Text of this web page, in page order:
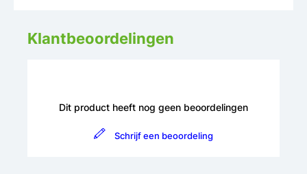
Klantbeoordelingen
Dit product heeft nog geen beoordelingen
Schrijf een beoordeling